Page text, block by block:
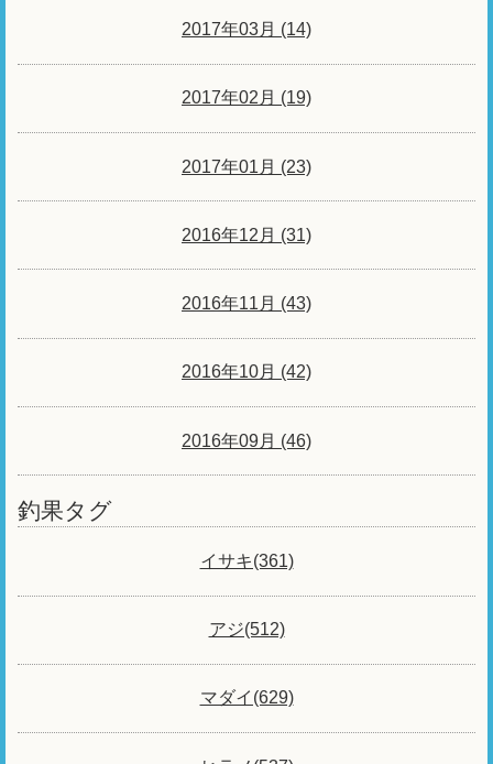
2017年03月 (14)
2017年02月 (19)
2017年01月 (23)
2016年12月 (31)
2016年11月 (43)
2016年10月 (42)
2016年09月 (46)
釣果タグ
イサキ(361)
アジ(512)
マダイ(629)